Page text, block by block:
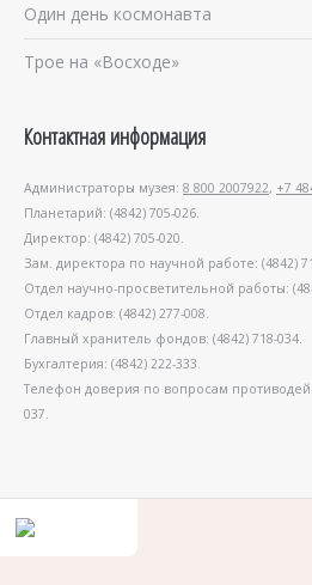
Один день космонавта
Трое на «Восходе»
Контактная информация
Администраторы музея: 8 800 2007922, +7
Планетарий: (4842) 705-026.
Директор: (4842) 705-020.
Зам. директора по научной работе: (4842)
Отдел научно-просветительной работы:
Отдел кадров: (4842) 277-008.
Главный хранитель фондов: (4842) 718-034.
Бухгалтерия: (4842) 222-333.
Телефон доверия по вопросам
037.